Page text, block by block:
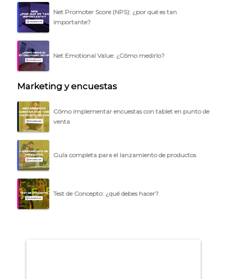
BLOG
ACCEDER →
Net Promoter Score (NPS): ¿por qué es tan
importante?
Net Emotional Value: ¿Cómo medirlo?
Marketing y encuestas
Cómo implementar encuestas con tablet en punto de
venta
Guía completa para el lanzamiento de productos
Test de Concepto: ¿qué debes hacer?